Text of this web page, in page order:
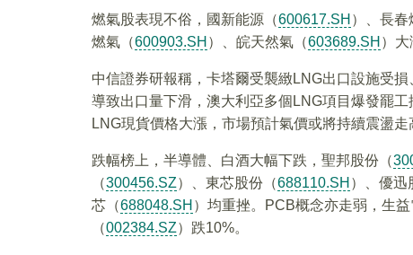
燃氣股表現不俗，國新能源（600617.SH ）、長春
燃氣（600903.SH ）、皖天然氣（603689.SH ）大
中信證券研報稱，卡塔爾受襲緻LNG出口設施受
導致出口量下滑，澳大利亞多個LNG項目爆發罷
LNG現貨價格大漲，市場預計氣價或將持續震盪走
跌幅榜上，半導體、白酒大幅下跌，聖邦股份（
（300456.SZ）、東芯股份（688110.SH ）、優迅
芯（688048.SH ）均重挫。PCB概念亦走弱，生益
（002384.SZ）跌10%。